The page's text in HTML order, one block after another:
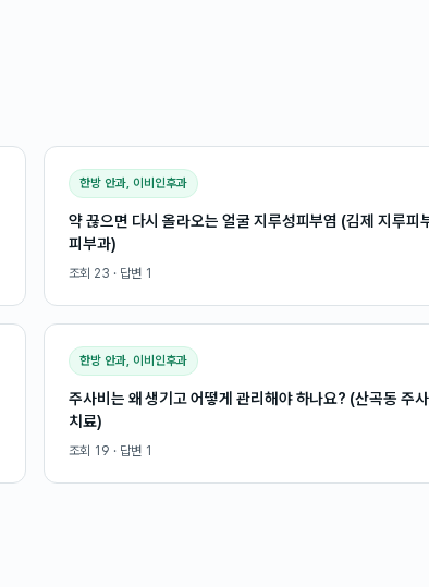
한방 안과, 이비인후과
약 끊으면 다시 올라오는 얼굴 지루성피부염 (김제 지루피
피부과)
조회 23 · 답변 1
한방 안과, 이비인후과
주사비는 왜 생기고 어떻게 관리해야 하나요? (산곡동 주
치료)
조회 19 · 답변 1